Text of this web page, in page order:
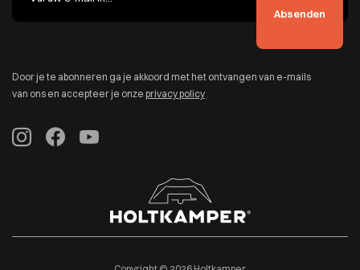
Door je te abonneren ga je akkoord met het ontvangen van e-mails
van ons en accepteer je onze privacy policy